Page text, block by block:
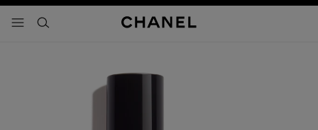
- navegación principal
buscar